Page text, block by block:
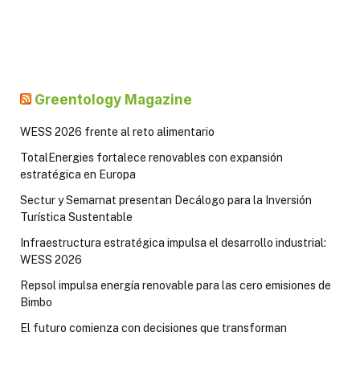
Greentology Magazine
WESS 2026 frente al reto alimentario
TotalEnergies fortalece renovables con expansión
estratégica en Europa
Sectur y Semarnat presentan Decálogo para la Inversión
Turística Sustentable
Infraestructura estratégica impulsa el desarrollo industrial:
WESS 2026
Repsol impulsa energía renovable para las cero emisiones de
Bimbo
El futuro comienza con decisiones que transforman